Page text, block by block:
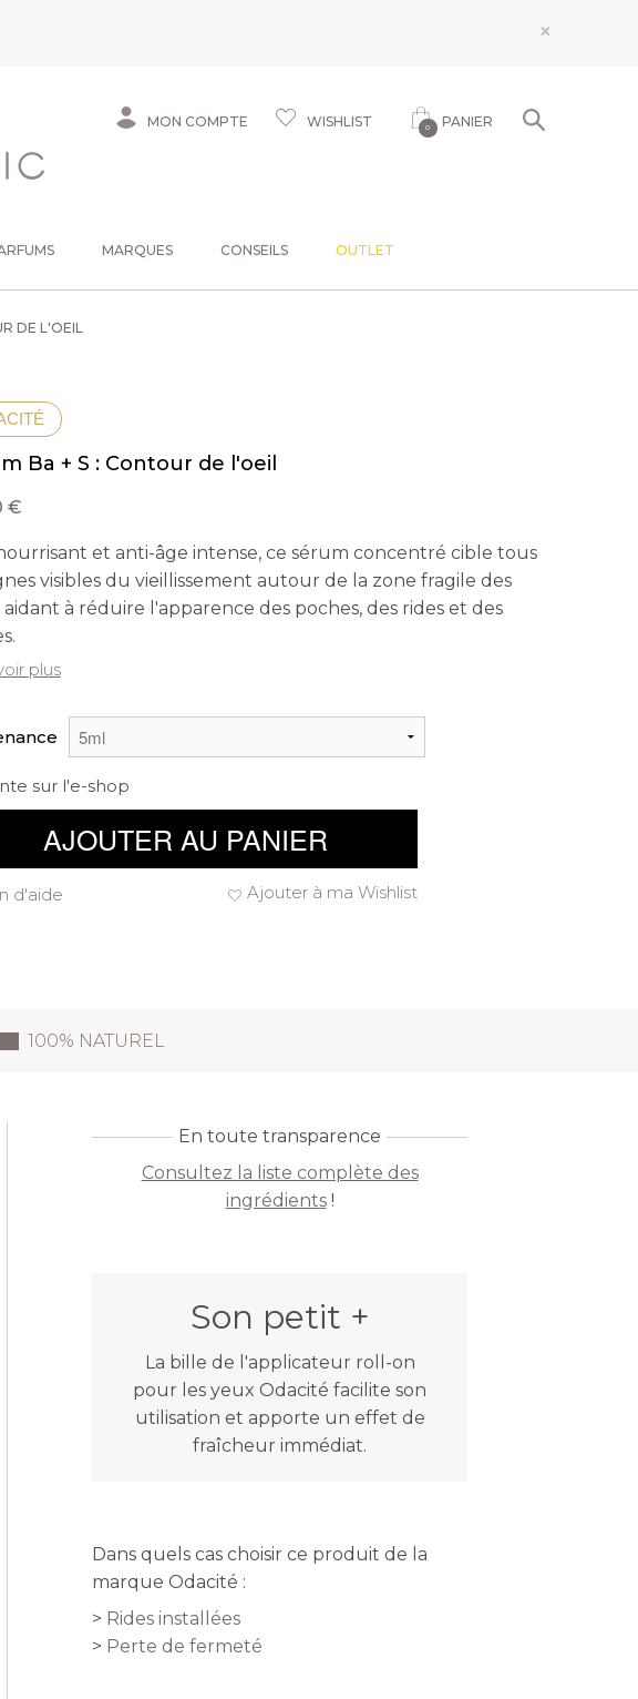
×
MON COMPTE WISHLIST 0 PANIER
MARQUES CONSEILS OUTLET
DE L'OEIL
Ba + S : Contour de l'oeil
et anti-âge intense, ce sérum concentré cible tous
visibles du vieillissement autour de la zone fragile des
aidant à réduire l'apparence des poches, des rides et des
plus
sur l'e-shop
AJOUTER AU PANIER
Ajouter à ma Wishlist
d'aide
100% NATUREL
En toute transparence
Consultez la liste complète des
ingrédients!
Son petit +
La bille de l'applicateur roll-on
pour les yeux Odacité facilite son
utilisation et apporte un effet de
fraîcheur immédiat.
Dans quels cas choisir ce produit de la
marque Odacité :
Rides installées
Perte de fermeté